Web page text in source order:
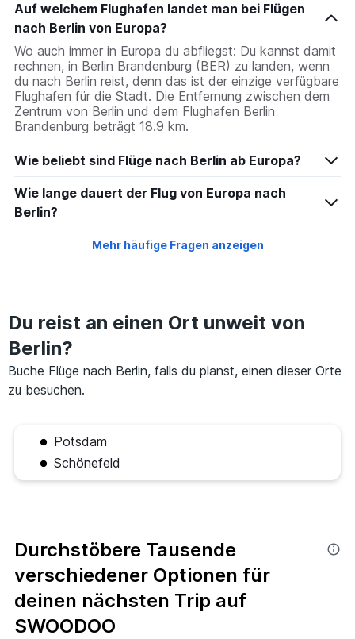
Auf welchem Flughafen landet man bei Flügen
nach Berlin von Europa?
Wo auch immer in Europa du abfliegst: Du kannst damit
rechnen, in Berlin Brandenburg (BER) zu landen, wenn
du nach Berlin reist, denn das ist der einzige verfügbare
Flughafen für die Stadt. Die Entfernung zwischen dem
Zentrum von Berlin und dem Flughafen Berlin
Brandenburg beträgt 18.9 km.
Wie beliebt sind Flüge nach Berlin ab Europa?
Wie lange dauert der Flug von Europa nach
Berlin?
Mehr häufige Fragen anzeigen
Du reist an einen Ort unweit von
Berlin?
Buche Flüge nach Berlin, falls du planst, einen dieser Orte
zu besuchen.
Potsdam
Schönefeld
Durchstöbere Tausende
verschiedener Optionen für
deinen nächsten Trip auf
SWOODOO